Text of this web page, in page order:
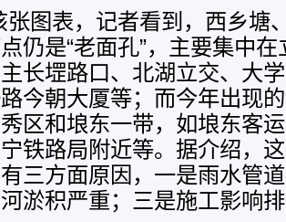
张图表，记者看到，西乡塘
仍是“老面孔”，主要集中
长堽路口、北湖立交、大
今朝大厦等；而今年出现
区和埌东一带，如埌东客
铁路局附近等。据介绍，
三方面原因，一是雨水管
淤积严重；三是施工影响